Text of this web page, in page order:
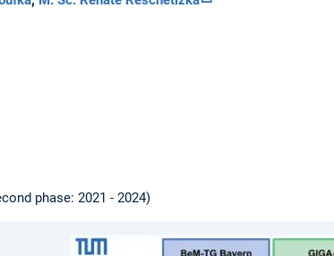
phase: 2021 - 2024)